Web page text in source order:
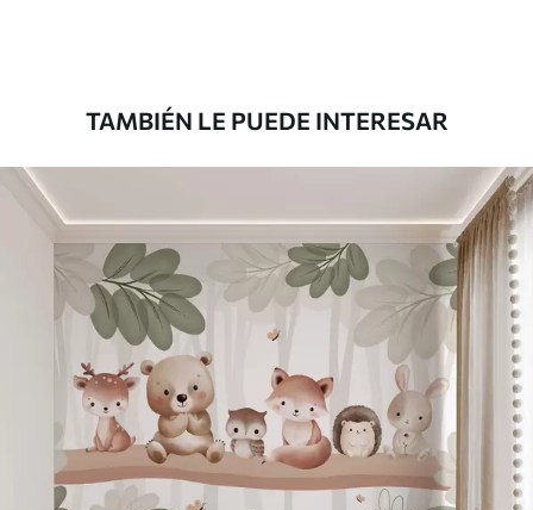
Vinilo Premium
1990.001194.00$U/m²
TAMBIÉN LE PUEDE INTERESAR